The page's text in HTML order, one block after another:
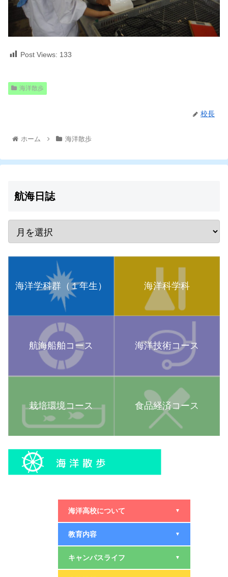
Post Views: 133
海洋散歩
校長
ホーム 海洋散歩
航海日誌
海洋学科群（１年生） 海洋科学科
航海船舶コース 海洋技術コース
栽培環境コース 食品経済コース
海洋高校について ▼
教育内容 ▼
キャンパスライフ ▼